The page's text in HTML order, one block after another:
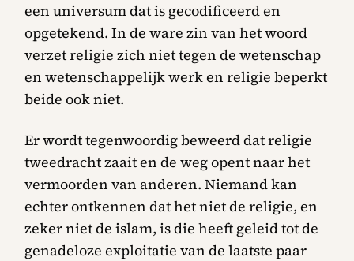
een universum dat is gecodificeerd en
opgetekend. In de ware zin van het woord
verzet religie zich niet tegen de wetenschap
en wetenschappelijk werk en religie beperkt
beide ook niet.
Er wordt tegenwoordig beweerd dat religie
tweedracht zaait en de weg opent naar het
vermoorden van anderen. Niemand kan
echter ontkennen dat het niet de religie, en
zeker niet de islam, is die heeft geleid tot de
genadeloze exploitatie van de laatste paar